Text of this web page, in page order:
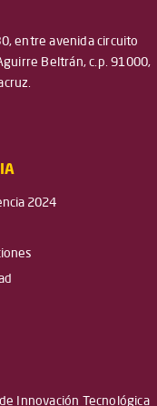
entre avenida circuito
Beltrán, c.p. 91000,
2024
Innovación Tecnológica